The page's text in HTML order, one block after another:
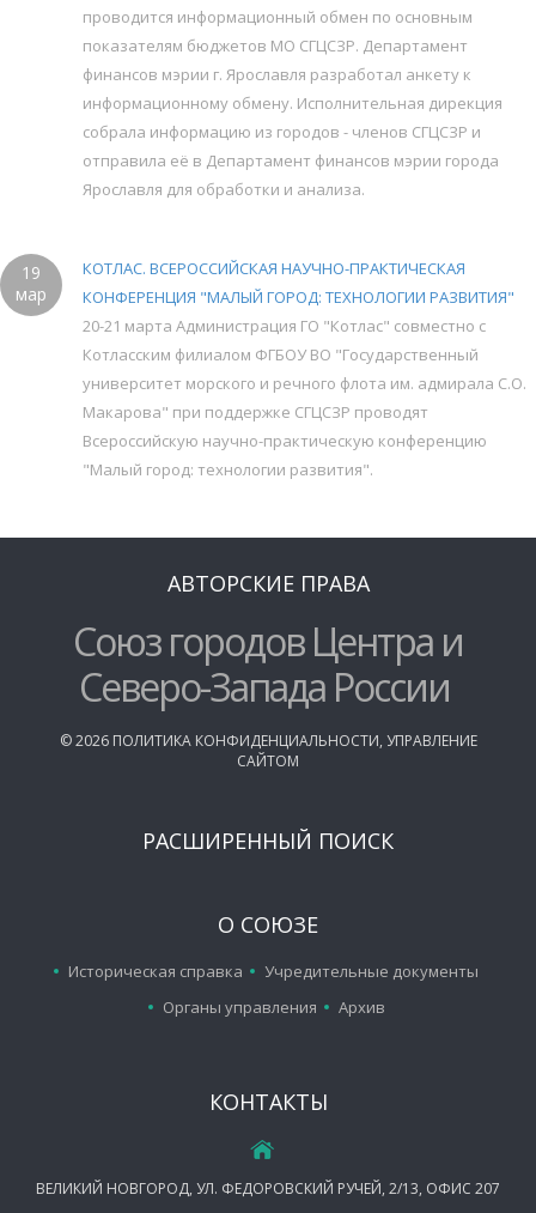
проводится информационный обмен по основным
показателям бюджетов МО СГЦСЗР. Департамент
финансов мэрии г. Ярославля разработал анкету к
информационному обмену. Исполнительная дирекция
собрала информацию из городов - членов СГЦСЗР и
отправила её в Департамент финансов мэрии города
Ярославля для обработки и анализа.
19
мар
КОТЛАС. ВСЕРОССИЙСКАЯ НАУЧНО-ПРАКТИЧЕСКАЯ
КОНФЕРЕНЦИЯ "МАЛЫЙ ГОРОД: ТЕХНОЛОГИИ РАЗВИТИЯ"
20-21 марта Администрация ГО "Котлас" совместно с
Котласским филиалом ФГБОУ ВО "Государственный
университет морского и речного флота им. адмирала С.О.
Макарова" при поддержке СГЦСЗР проводят
Всероссийскую научно-практическую конференцию
"Малый город: технологии развития".
АВТОРСКИЕ ПРАВА
Союз городов Центра и
Северо-Запада России
©2026 ПОЛИТИКА КОНФИДЕНЦИАЛЬНОСТИ, УПРАВЛЕНИЕ
САЙТОМ
РАСШИРЕННЫЙ ПОИСК
О СОЮЗЕ
Историческая справка
Учредительные документы
Органы управления
Архив
КОНТАКТЫ
ВЕЛИКИЙ НОВГОРОД, УЛ. ФЕДОРОВСКИЙ РУЧЕЙ, 2/13, ОФИС 207